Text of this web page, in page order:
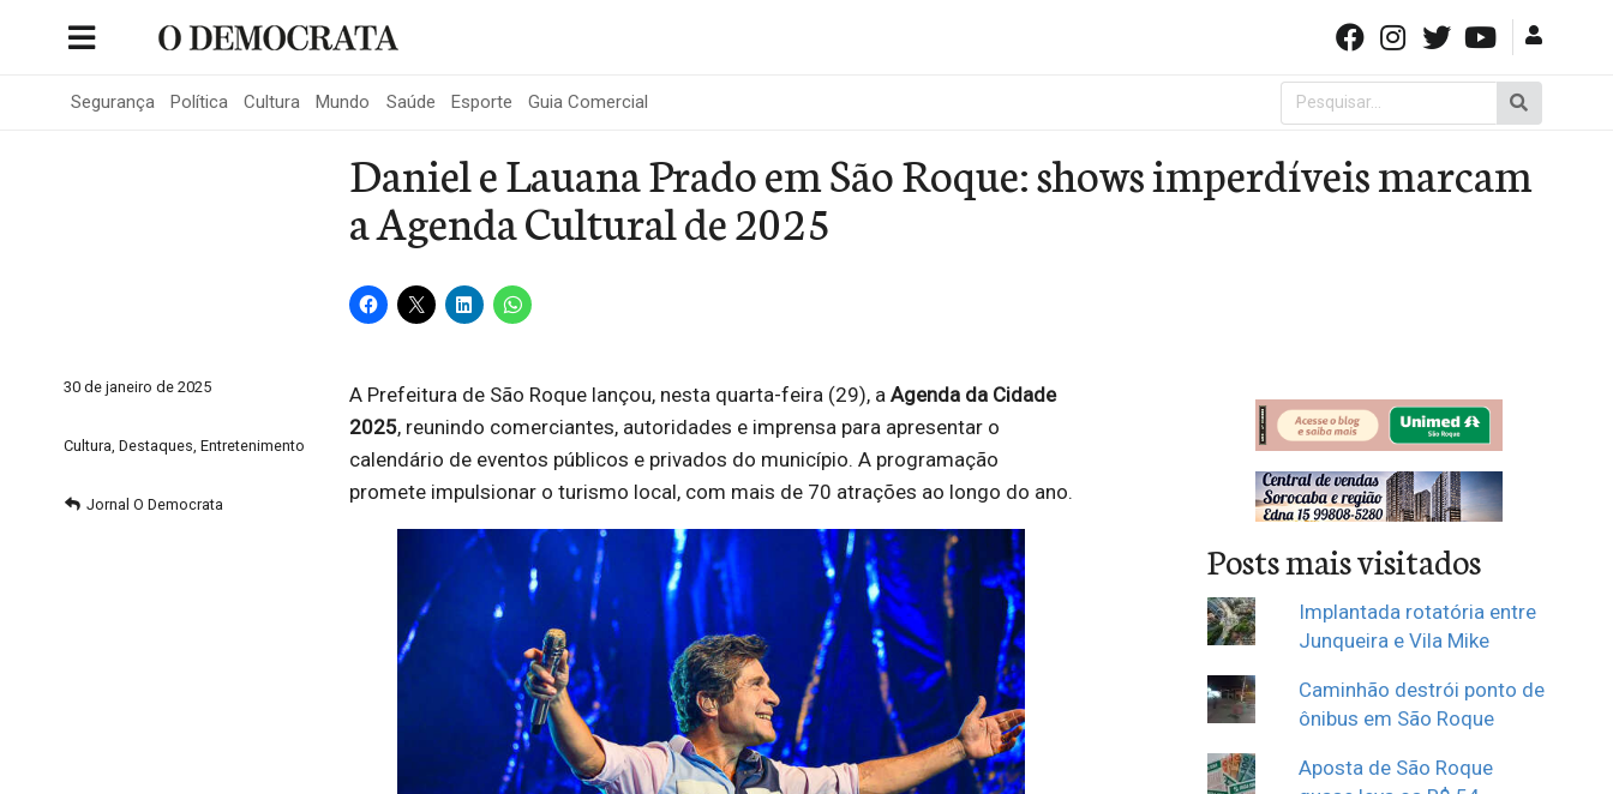
Segurança Política Cultura Mundo Saúde Esporte Guia Comercial
Pesquisar
por:
Daniel e Lauana Prado em São Roque: shows imperdíveis marcam
a Agenda Cultural de 2025
30 de janeiro de 2025
Cultura, Destaques, Entretenimento
Jornal O Democrata
A Prefeitura de São Roque lançou, nesta quarta-feira (29), a Agenda da Cidade
2025, reunindo comerciantes, autoridades e imprensa para apresentar o
calendário de eventos públicos e privados do município. A programação
promete impulsionar o turismo local, com mais de 70 atrações ao longo do ano.
Posts mais visitados
Implantada rotatória entre
Junqueira e Vila Mike
Caminhão destrói ponto de
ônibus em São Roque
Aposta de São Roque